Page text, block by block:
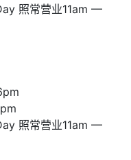
照常营业11am —
照常营业11am —